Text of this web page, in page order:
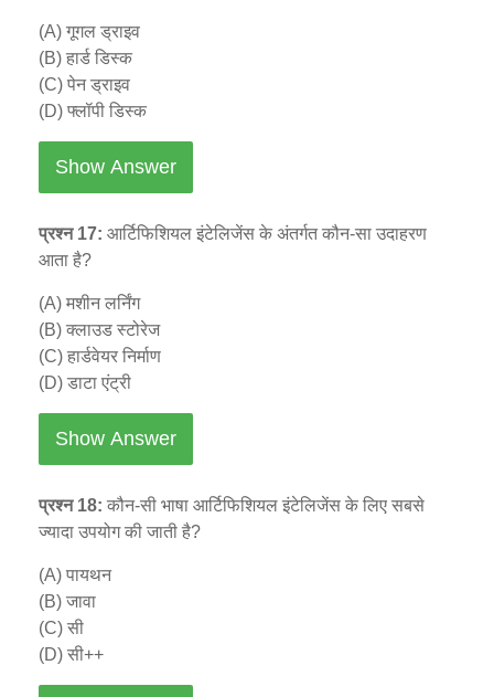
(A) गूगल ड्राइव
(B) हार्ड डिस्क
(C) पेन ड्राइव
(D) फ्लॉपी डिस्क
Show Answer
प्रश्न 17: आर्टिफिशियल इंटेलिजेंस के अंतर्गत कौन-सा उदाहरण
आता है?
(A) मशीन लर्निंग
(B) क्लाउड स्टोरेज
(C) हार्डवेयर निर्माण
(D) डाटा एंट्री
Show Answer
प्रश्न 18: कौन-सी भाषा आर्टिफिशियल इंटेलिजेंस के लिए सबसे
ज्यादा उपयोग की जाती है?
(A) पायथन
(B) जावा
(C) सी
(D) सी++